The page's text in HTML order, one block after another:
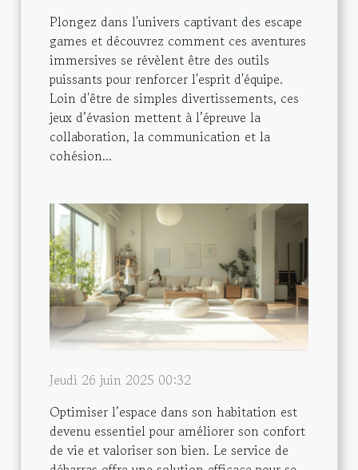
Plongez dans l'univers captivant des escape
games et découvrez comment ces aventures
immersives se révèlent être des outils
puissants pour renforcer l'esprit d'équipe.
Loin d'être de simples divertissements, ces
jeux d’évasion mettent à l’épreuve la
collaboration, la communication et la
cohésion...
Jeudi 26 juin 2025 00:32
Optimiser l’espace dans son habitation est
devenu essentiel pour améliorer son confort
de vie et valoriser son bien. Le service de